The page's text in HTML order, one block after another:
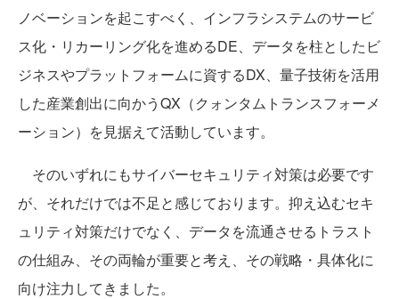
ノベーションを起こすべく、インフラシステムのサービ
ス化・リカーリング化を進めるDE、データを柱としたビ
ジネスやプラットフォームに資するDX、量子技術を活用
した産業創出に向かうQX（クォンタムトランスフォーメ
ーション）を見据えて活動しています。
そのいずれにもサイバーセキュリティ対策は必要です
が、それだけでは不足と感じております。抑え込むセキ
ュリティ対策だけでなく、データを流通させるトラスト
の仕組み、その両輪が重要と考え、その戦略・具体化に
向け注力してきました。